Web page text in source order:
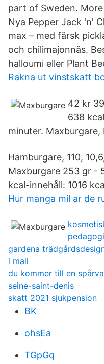
part of Sweden.
Nya Pepper Jack 'n'
max – med färsk
och chilimajonnäs.
halloumi eller Plant
Rakna ut vinstskatt
42 kr
638
minuter. Maxburgare,
Hamburgare, 110,
Maxburgare 253 gr -
kcal-innehåll: 1016
Hur manga mil ar de
gardena
i mall
du kommer till en
seine-saint-denis
skatt 2021 sjukpension
BK
ohsEa
TGpGq